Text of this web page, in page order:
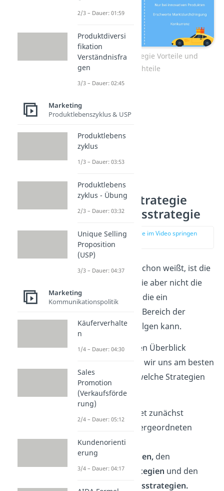
Hochpreisstrategie Vorteile und
Nachteile
Hochpreisstrategie
Niedrigpreisstrategie
zur Stelle im Video springen
Wie du vielleicht schon weißt, ist die
Hochpreisstrategie aber nicht die
einzige Strategie, die ein
Unternehmen im Bereich der
Preispolitikverfolgen kann.
Damit du nicht den Überblick
verlierst, schauen wir uns am besten
noch einmal an, welche Strategien
es gibt.
Man unterscheidet zunächst
zwischen drei übergeordneten
Strategien: Den
Festpreisstrategien,den
Preisabfolgestrategien und den
Preiswettbewerbsstrategien.
2/3 – Dauer: 01:59
Produktdiversi
fikation
Verständnisfra
gen
3/3 – Dauer: 02:45
Marketing
Produktlebenszyklus & USP
Produktlebens
zyklus
1/3 – Dauer: 03:53
Produktlebens
zyklus - Übung
2/3 – Dauer: 03:32
Unique Selling
Proposition
(USP)
3/3 – Dauer: 04:37
Marketing
Kommunikationspolitik
Käuferverhalte
n
1/4 – Dauer: 04:30
Sales
Promotion
(Verkaufsförde
rung)
2/4 – Dauer: 05:12
Kundenorienti
erung
3/4 – Dauer: 04:17